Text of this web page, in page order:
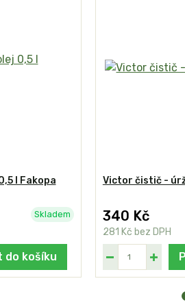
l Fakopa
Skladem
do košíku
Victor čistič -
340 Kč
281 Kč bez DPH